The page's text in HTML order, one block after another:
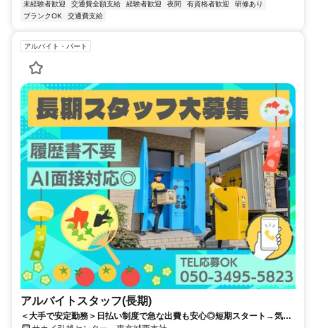
未経験者歓迎
交通費全額支給 経験者歓迎 夜間 有資格者歓迎
研修あり
ブランクOK
交通費支給
アルバイト・パート
アルバイトスタッフ(長期)
＜大手で安定勤務＞日払い制度で急な出費も安心◎短期スタート→気に